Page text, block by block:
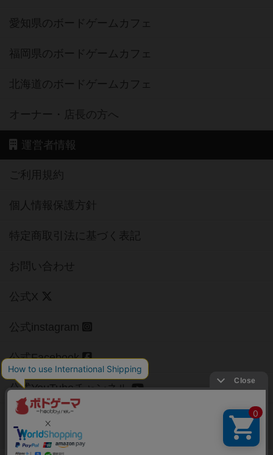
愛知県のボードゲームカフェ
福岡県のボードゲームカフェ
北海道のボードゲームカフェ
オーナー・店長の方へ
運営者情報
ご利用規約
個人情報保護方針
特定商取引法に基づく表記
お問い合わせ
公式X
公式instagram
公式Facebook
公式YouTubeチャンネル